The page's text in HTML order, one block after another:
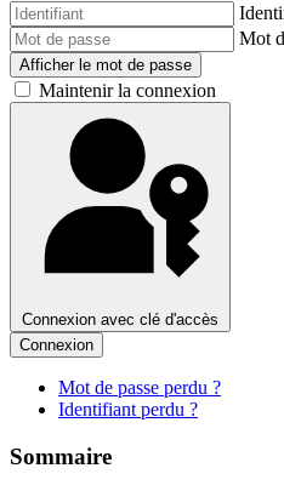
Mot
Afficher le mot de passe
Maintenir la connexion
Connexion avec clé d'accès
Connexion
Mot de passe perdu ?
Identifiant perdu ?
Sommaire